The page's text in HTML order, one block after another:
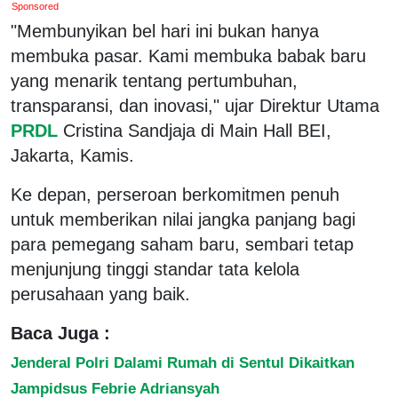
Sponsored
"Membunyikan bel hari ini bukan hanya
membuka pasar. Kami membuka babak baru
yang menarik tentang pertumbuhan,
transparansi, dan inovasi," ujar Direktur Utama
PRDL Cristina Sandjaja di Main Hall BEI,
Jakarta, Kamis.
Ke depan, perseroan berkomitmen penuh
untuk memberikan nilai jangka panjang bagi
para pemegang saham baru, sembari tetap
menjunjung tinggi standar tata kelola
perusahaan yang baik.
Baca Juga :
Jenderal Polri Dalami Rumah di Sentul Dikaitkan
Jampidsus Febrie Adriansyah